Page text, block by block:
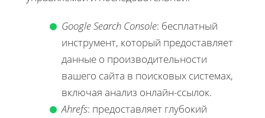
Google Search Console: бесплатный
инструмент, который предоставляет
данные о производительности
вашего сайта в поисковых системах,
включая анализ онлайн-ссылок.
Ahrefs: предоставляет глубокий